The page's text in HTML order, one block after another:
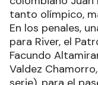
tanto olímpico,
En los penales,
para River, el
Facundo
Valdez